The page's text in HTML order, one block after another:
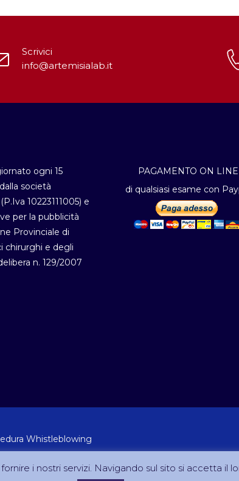
Scrivici
info@artemisialab.it
ogni 15
società
10223111005) e
per la pubblicità
Provinciale di
chirurghi e degli
n. 129/2007
PAGAMENTO ON LINE
di qualsiasi esame con
Whistleblowing
i nostri servizi. Navigando sul sito si accetta il